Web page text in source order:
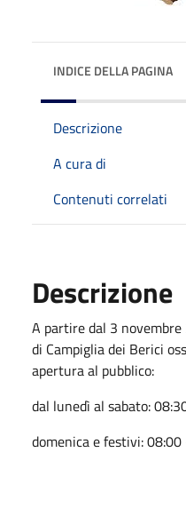
INDICE DELLA PAGINA
Descrizione
A cura di
Contenuti correlati
Descrizione
A partire dal 3
di Campiglia dei Berici
apertura al pubblico:
dal lunedì al sabato:
domenica e festivi: